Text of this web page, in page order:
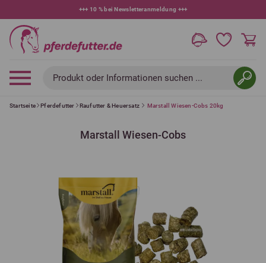
+++ 10 % bei Newsletteranmeldung +++
Produkt oder Informationen suchen ...
Startseite Pferdefutter Raufutter & Heuersatz Marstall Wiesen-Cobs 20kg
Marstall Wiesen-Cobs